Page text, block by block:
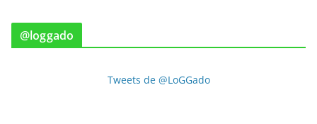
@loggado
Tweets de @LoGGado